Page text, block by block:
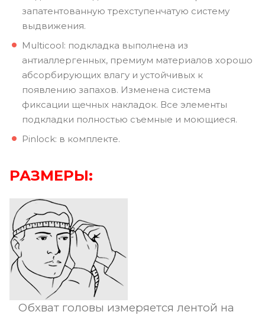
запатентованную трехступенчатую систему
выдвижения.
Multicool: подкладка выполнена из
антиаллергенных, премиум материалов хорошо
абсорбирующих влагу и устойчивых к
появлению запахов. Изменена система
фиксации щечных накладок. Все элементы
подкладки полностью съемные и моющиеся.
Pinlock: в комплекте.
РАЗМЕРЫ:
Обхват головы измеряется лентой на